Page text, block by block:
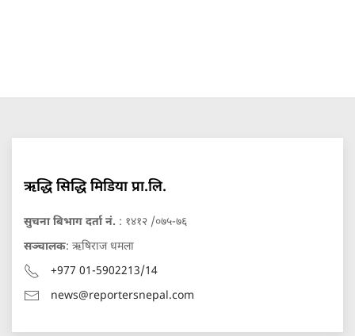
ऋद्धि सिद्धि मिडिया प्रा.लि.
सुचना बिभाग दर्ता नं. : १४१२ /०७५-७६
सञ्चालक: ऋषिराज धमला
+977 01-5902213/14
news@reportersnepal.com